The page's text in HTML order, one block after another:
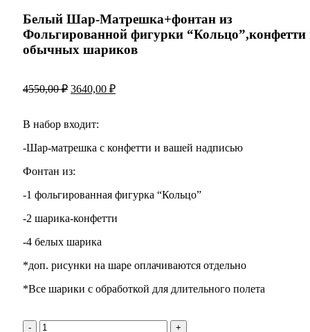
Белый Шар-Матрешка+фонтан из
Фольгированной фигурки “Кольцо”,конфетти
обычных шариков
4550,00₽ 3640,00 ₽
В набор входит:
-Шар-матрешка с конфетти и вашей надписью
Фонтан из:
-1 фольгированная фигурка “Кольцо”
-2 шарика-конфетти
-4 белых шарика
*доп. рисунки на шаре оплачиваются отдельно
*Все шарики с обработкой для длительного полета